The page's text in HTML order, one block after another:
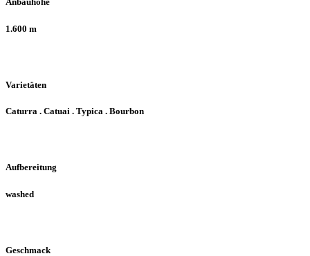
1.600 m
Varietäten
Caturra . Catuai . Typica . Bourbon
Aufbereitung
washed
Geschmack